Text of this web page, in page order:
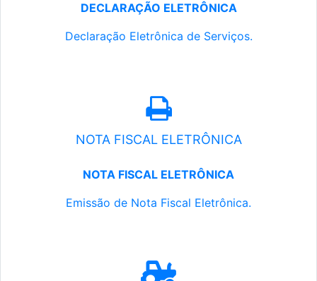
DECLARAÇÃO ELETRÔNICA
Declaração Eletrônica de Serviços.
NOTA FISCAL ELETRÔNICA
NOTA FISCAL ELETRÔNICA
Emissão de Nota Fiscal Eletrônica.